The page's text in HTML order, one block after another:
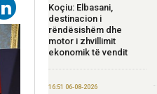
Koçiu: Elbasani,
destinacion i
rëndësishëm dhe
motor i zhvillimit
ekonomik të vendit
16:51 06-08-2026